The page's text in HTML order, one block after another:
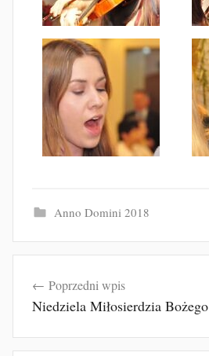
Anno Domini 2018
wpisuPoprzedni wpis
Niedziela Miłosierdzia Bożego